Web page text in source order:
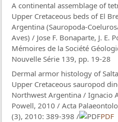
A continental assemblage of
Upper Cretaceous beds of El
Argentina (Sauropoda-
Aves) / Jose F. Bonaparte, J. E.
Mémoires de la Société
Nouvelle Série 139, pp. 19-28
Dermal armor histology of
Upper Cretaceous sauropod
Northwest Argentina / Ignacio
Powell, 2010 / Acta
(3), 2010: 389-398 /
PDF